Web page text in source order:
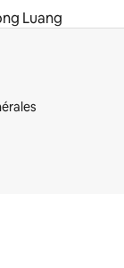
Luang